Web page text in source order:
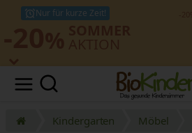
Nur für kurze Zeit!
Kindergarten Möbel